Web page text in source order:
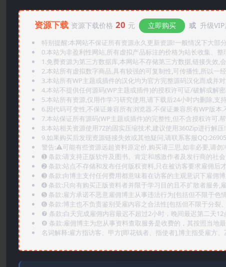
资源下载 资源下载价格 20 元 立即购买 或 升级
特别提醒:本网站不保证所有资源永久更新资源!一般情况下大部
0.本站为非盈利性网站,所有虚拟产品标注的价格为站长收集、
1.免费资源为第三方数据库,本网站不存储第三方数据,链接失效
2.本站所有虚拟数字商品,具有较强的可复制性,可传播性,所以一
3.本站所有WP主题或插件的汉化均为官方完整源码汉化而成并
4.本站不提供任何源码(WP主题或插件)的授权许可证/破解或解
5.本站所有资源,仅用作学习研究使用,请下载后24小时内删除,支
6.因代码可变性,不保证兼容所有浏览器.不保证兼容所有WP版本
7.本站保证所有源码(WP主题或插件)的完整性,但不含授权许可.
8.本站相关资源使用7Z的固实压缩技术,建议使用360Zip进行解压!
9.如果购买后发现资源链接失效或其他疑问,请联系客服
警告:⚠️可能有些资源远超资料原定价,购买请三思,如非必要,请勿
➊️ 条款:请支持正版软件及图书。肯定和感激作者及发行商的社
➋️ 条款:站点不存储和发布任何版权资料,只在被访客要求雇佣后
➌️ 条款:向博主支付任何费用都意味着在访客的主观意识下雇佣
➍️ 条款:只向有购买正版资料者并限于学习目的且不扩散者服务,
➎ 条款:雇方承诺不恶意雇佣博主从事违法行为[包括但不限于色
➏️ 条款:博主也不负责鉴别受雇内容之合法性[包括但不限于分裂
❼ 条款:白天完成雇佣内容最迟不超过2小时，晚间最迟第二天
❽ 条款:雇佣博主为您从事资料查取服务是收费的，其按照当地
名词解释:雇方指访客、甲方[即花钱者、指使者],博主指受雇方